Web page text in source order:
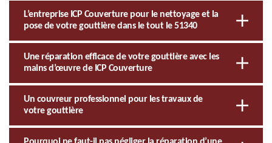
L’entreprise ICP Couverture pour le nettoyage et la
pose de votre gouttière dans le tout le 51340
Une réparation efficace de votre gouttière avec les
mains d’œuvre de ICP Couverture
Un couvreur professionnel pour les travaux de
votre gouttière